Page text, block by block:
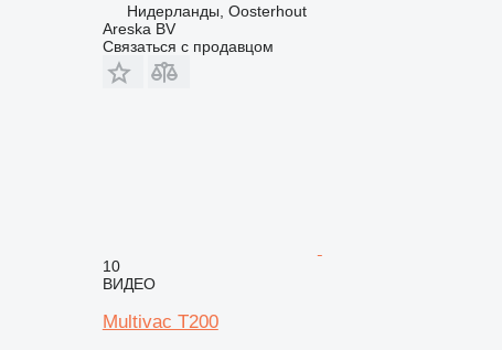
Нидерланды, Oosterhout
Areska BV
Связаться с продавцом
10
ВИДЕО
Multivac T200